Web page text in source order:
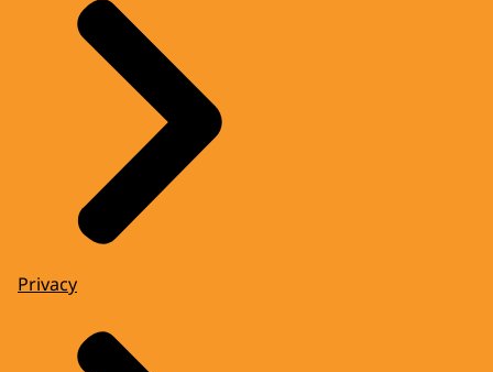
Privacy